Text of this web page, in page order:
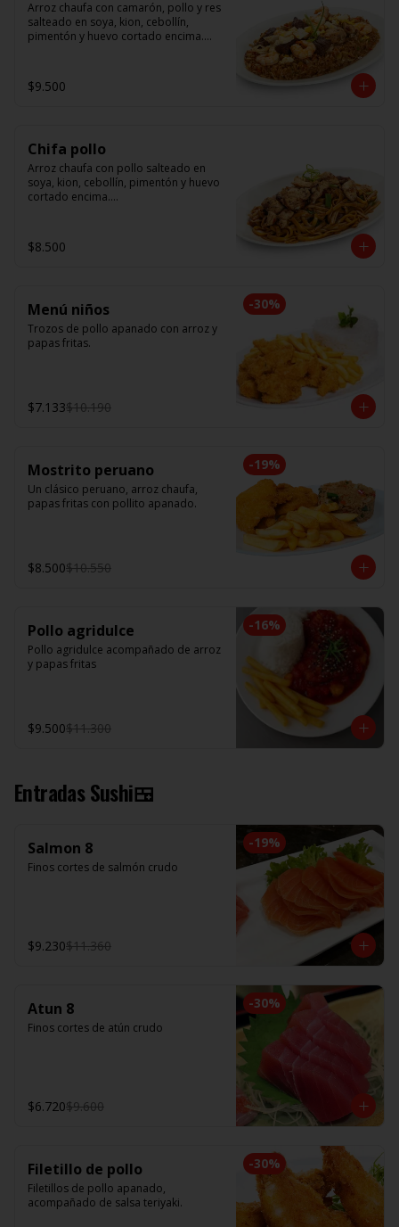
Arroz chaufa con camarón, pollo y res
salteado en soya, kion, cebollín,
pimentón y huevo cortado encima.
salteado en soya, cebollín, tomate y
cebolla morada.
$9.500
Chifa pollo
Arroz chaufa con pollo salteado en
soya, kion, cebollín, pimentón y huevo
cortado encima.
cebollín, tomate y cebolla morada.
$8.500
-30%
Menú niños
Trozos de pollo apanado con arroz y
papas fritas.
$7.133$10.190
-19%
Mostrito peruano
Un clásico peruano, arroz chaufa,
papas fritas con pollito apanado.
$8.500$10.550
-16%
Pollo agridulce
Pollo agridulce acompañado de arroz
y papas fritas
$9.500$11.300
Entradas Sushi🍱
-19%
Salmon 8
Finos cortes de salmón crudo
$9.230$11.360
-30%
Atun 8
Finos cortes de atún crudo
$6.720$9.600
-30%
Filetillo de pollo
Filetillos de pollo apanado,
acompañado de salsa teriyaki.